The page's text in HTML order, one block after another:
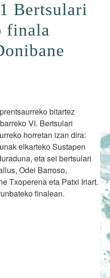
Bertsulari
finala
bitartez
VI. Bertsulari
horretan izan dira:
elkarteko Sustapen
eta sei bertsulari
Odei Barroso,
Txoperena eta Patxi Iriart.
finalean.